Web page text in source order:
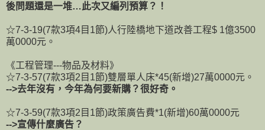
後問題還是一堆…此次又編列預算？！
☆7-3-19(7款3項4目1節)人行陸橋地下道改善工程$ 1億3500
萬0000元。
《工程管理---物品及材料》
☆7-3-57(7款3項2目1節)雙層單人床*45(新增)27萬0000元。
-->去年沒有，今年為何要新購？很好奇。
☆7-3-59(7款3項2目1節)政策廣告費*1(新增)60萬0000元
-->宣傳什麼廣告？